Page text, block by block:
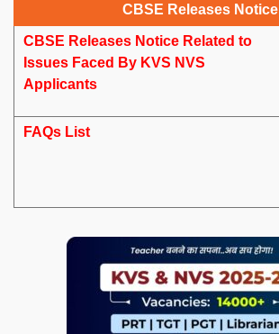
CBSE Releases Notice
CBSE Releases Notice Related to
Issues Faced By KVS NVS
Applicants
FAQs List